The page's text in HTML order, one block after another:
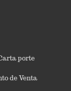
porte
de Venta